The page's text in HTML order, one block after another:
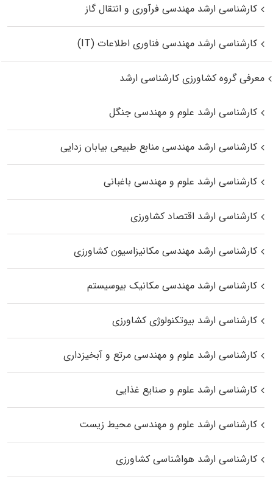
کارشناسی ارشد مهندسی فرآوری و انتقال گاز
کارشناسی ارشد مهندسی فناوری اطلاعات (IT)
معرفی گروه کشاورزی کارشناسی ارشد
کارشناسی ارشد علوم و مهندسی جنگل
کارشناسی ارشد مهندسی منابع طبیعی بیابان زدایی
کارشناسی ارشد علوم و مهندسی باغبانی
کارشناسی ارشد اقتصاد کشاورزی
کارشناسی ارشد مهندسی مکانیزاسیون کشاورزی
کارشناسی ارشد مهندسی مکانیک بیوسیستم
کارشناسی ارشد بیوتکنولوژی کشاورزی
کارشناسی ارشد علوم و مهندسی مرتع و آبخیزداری
کارشناسی ارشد علوم و صنایع غذایی
کارشناسی ارشد علوم و مهندسی محیط زیست
کارشناسی ارشد هواشناسی کشاورزی